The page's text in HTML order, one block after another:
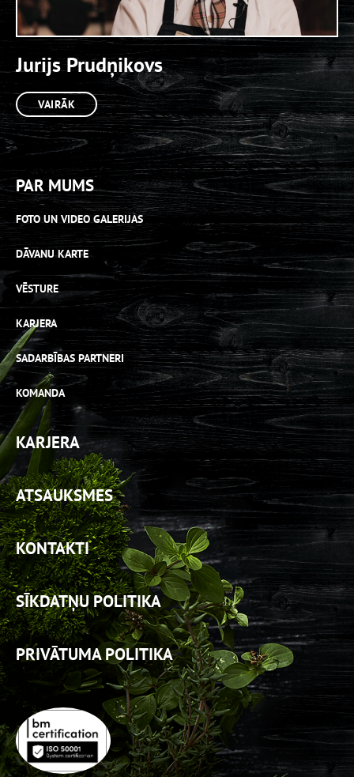
Jurijs Prudņikovs
VAIRĀK
PAR MUMS
FOTO UN VIDEO GALERIJAS
DĀVANU KARTE
VĒSTURE
KARJERA
SADARBĪBAS PARTNERI
KOMANDA
KARJERA
ATSAUKSMES
KONTAKTI
SĪKDATŅU POLITIKA
PRIVĀTUMA POLITIKA